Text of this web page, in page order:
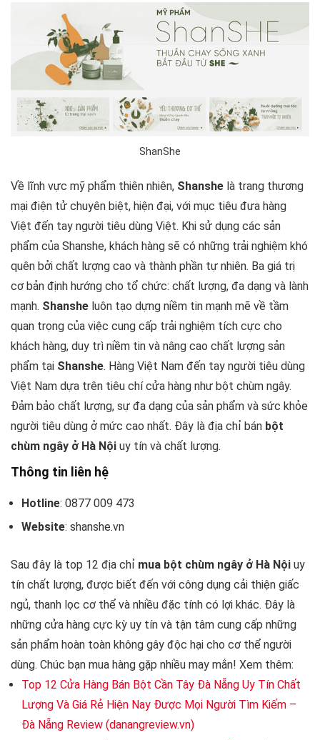
ShanShe
Về lĩnh vực mỹ phẩm thiên nhiên, Shanshe là trang thương
mại điện tử chuyên biệt, hiện đại, với mục tiêu đưa hàng
Việt đến tay người tiêu dùng Việt. Khi sử dụng các sản
phẩm của Shanshe, khách hàng sẽ có những trải nghiệm khó
quên bởi chất lượng cao và thành phần tự nhiên. Ba giá trị
cơ bản định hướng cho tổ chức: chất lượng, đa dạng và lành
mạnh. Shanshe luôn tạo dựng niềm tin mạnh mẽ về tầm
quan trọng của việc cung cấp trải nghiệm tích cực cho
khách hàng, duy trì niềm tin và nâng cao chất lượng sản
phẩm tại Shanshe. Hàng Việt Nam đến tay người tiêu dùng
Việt Nam dựa trên tiêu chí cửa hàng như bột chùm ngây.
Đảm bảo chất lượng, sự đa dạng của sản phẩm và sức khỏe
người tiêu dùng ở mức cao nhất. Đây là địa chỉ bán bột
chùm ngây ở Hà Nội uy tín và chất lượng.
Thông tin liên hệ
Hotline: 0877 009 473
Website: shanshe.vn
Sau đây là top 12 địa chỉ mua bột chùm ngây ở Hà Nội uy
tín chất lượng, được biết đến với công dụng cải thiện giấc
ngủ, thanh lọc cơ thể và nhiều đặc tính có lợi khác. Đây là
những cửa hàng cực kỳ uy tín và tận tâm cung cấp những
sản phẩm hoàn toàn không gây độc hại cho cơ thể người
dùng. Chúc bạn mua hàng gặp nhiều may mắn! Xem thêm:
Top 12 Cửa Hàng Bán Bột Cần Tây Đà Nẵng Uy Tín Chất
Lượng Và Giá Rẻ Hiện Nay Được Mọi Người Tìm Kiếm –
Đà Nẵng Review (danangreview.vn)